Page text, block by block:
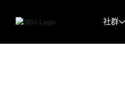
社群